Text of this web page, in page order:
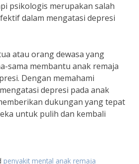
psikologis merupakan salah
dalam mengatasi depresi
atau orang dewasa yang
sama membantu anak remaja
Dengan memahami
depresi pada anak
dukungan yang tepat
untuk pulih dan kembali
penyakit mental anak remaja